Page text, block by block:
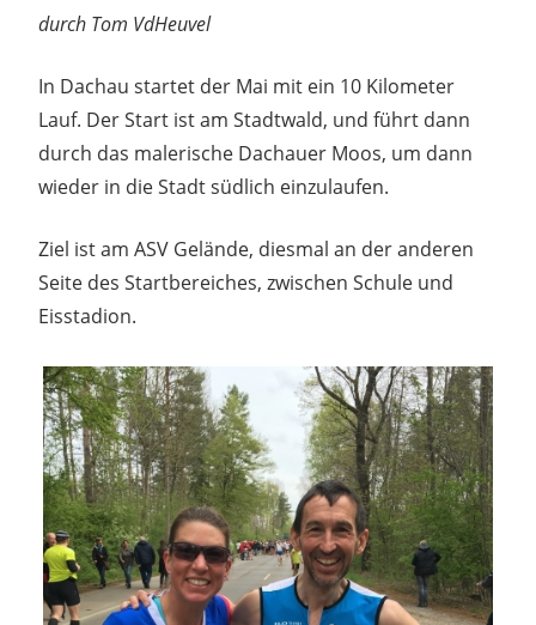
durch Tom VdHeuvel
In Dachau startet der Mai mit ein 10 Kilometer
Lauf. Der Start ist am Stadtwald, und führt dann
durch das malerische Dachauer Moos, um dann
wieder in die Stadt südlich einzulaufen.
Ziel ist am ASV Gelände, diesmal an der anderen
Seite des Startbereiches, zwischen Schule und
Eisstadion.